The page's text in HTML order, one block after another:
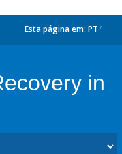
Esta página em: PT
in